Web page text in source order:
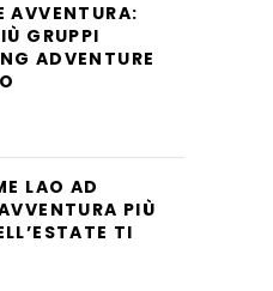
AVVENTURA:
GRUPPI
ADVENTURE
LAO AD
PIÙ
TI